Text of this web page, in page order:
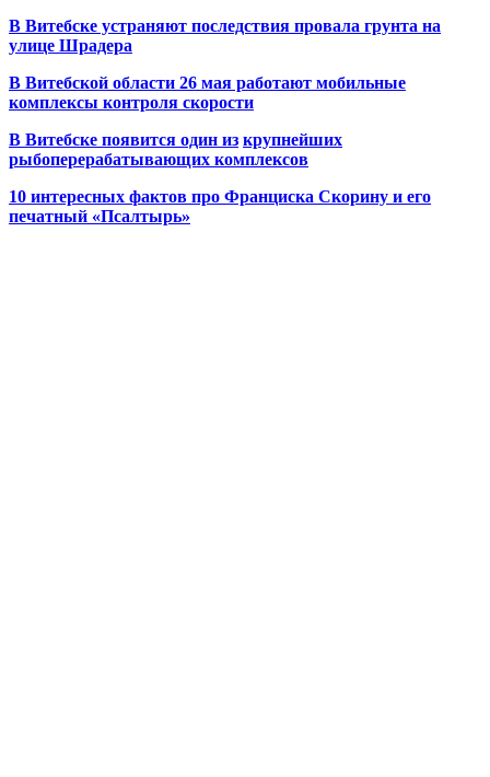
В Витебске устраняют последствия провала грунта на
улице Шрадера
В Витебской области 26 мая работают мобильные
комплексы контроля скорости
В Витебске появится один из крупнейших
рыбоперерабатывающих комплексов
10 интересных фактов про Франциска Скорину и его
печатный «Псалтырь»